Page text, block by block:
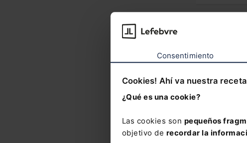
Consentimiento
Cookies! Ahí va nuestra
¿Qué es una cookie?
Las cookies son pequeños
objetivo de recordar la
del
en lo
mínimos
períodos